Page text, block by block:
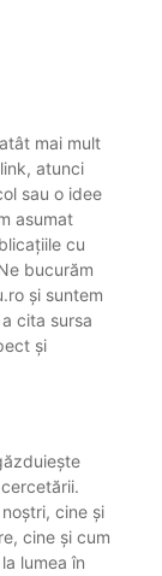
mai mult
atunci
sau o idee
asumat
cu
bucurăm
și suntem
cita sursa
și
cine și
cine și cum
lumea în